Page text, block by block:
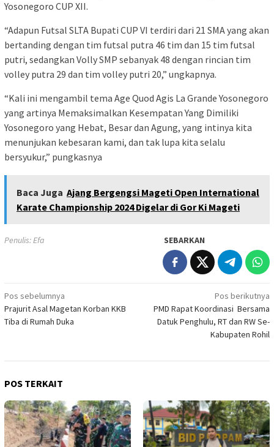
Yosonegoro CUP XII.
“Adapun Futsal SLTA Bupati CUP VI terdiri dari 21 SMA yang akan
bertanding dengan tim futsal putra 46 tim dan 15 tim futsal
putri, sedangkan Volly SMP sebanyak 48 dengan rincian tim
volley putra 29 dan tim volley putri 20,” ungkapnya.
“Kali ini mengambil tema Age Quod Agis La Grande Yosonegoro
yang artinya Memaksimalkan Kesempatan Yang Dimiliki
Yosonegoro yang Hebat, Besar dan Agung, yang intinya kita
menunjukan kebesaran kami, dan tak lupa kita selalu
bersyukur,” pungkasnya
Baca Juga Ajang Bergengsi Mageti Open International
Karate Championship 2024 Digelar di Gor Ki Mageti
Penulis: Efa SEBARKAN
Navigasi
pos
Pos sebelumnya
Prajurit Asal Magetan Korban KKB
Tiba di Rumah Duka
Pos berikutnya
PMD Rapat Koordinasi Bersama
Datuk Penghulu, RT dan RW Se-
Kabupaten Rohil
POS TERKAIT